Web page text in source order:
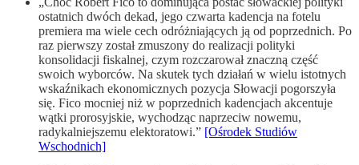
ostatnich dwóch dekad, jego czwarta kadencja na fotelu
premiera ma wiele cech odróżniających ją od poprzednich. Po
raz pierwszy został zmuszony do realizacji polityki
konsolidacji fiskalnej, czym rozczarował znaczną część
swoich wyborców. Na skutek tych działań w wielu istotnych
wskaźnikach ekonomicznych pozycja Słowacji pogorszyła
się. Fico mocniej niż w poprzednich kadencjach akcentuje
wątki prorosyjskie, wychodząc naprzeciw nowemu,
radykalniejszemu elektoratowi.” [Ośrodek Studiów
Wschodnich]